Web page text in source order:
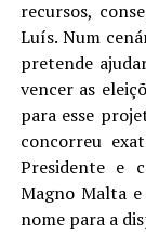
recursos,
Luís. Num
pretende
vencer as
para esse
concorreu
Presidente e
Magno Malta
nome para a